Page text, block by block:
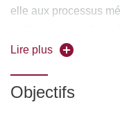
elle aux processus
les questions d’ordre
miné », relation aux
danger des
Lire plus
Objectifs